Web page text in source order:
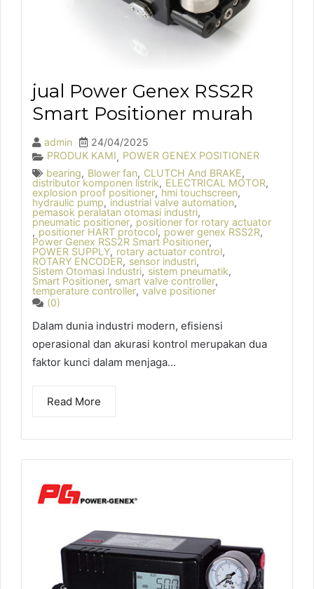
jual Power Genex RSS2R
Smart Positioner murah
admin
24/04/2025
PRODUK KAMI, POWER GENEX POSITIONER
bearing, Blower fan, CLUTCH And BRAKE,
distributor komponen listrik, ELECTRICAL MOTOR,
explosion proof positioner, hmi touchscreen,
hydraulic pump, industrial valve automation,
pemasok peralatan otomasi industri,
pneumatic positioner, positioner for rotary actuator
, positioner HART protocol, power genex RSS2R,
Power Genex RSS2R Smart Positioner,
POWER SUPPLY, rotary actuator control,
ROTARY ENCODER, sensor industri,
Sistem Otomasi Industri, sistem pneumatik,
Smart Positioner, smart valve controller,
temperature controller, valve positioner
(0)
Dalam dunia industri modern, efisiensi
operasional dan akurasi kontrol merupakan dua
faktor kunci dalam menjaga...
Read More